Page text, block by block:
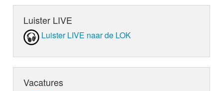
Luister LIVE
Luister LIVE naar de LOK
Vacatures